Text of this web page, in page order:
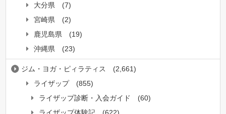
大分県
(7)
宮崎県
(2)
鹿児島県
(19)
沖縄県
(23)
ジム・ヨガ・ピィラティス
(2,661)
ライザップ
(855)
ライザップ診断・入会ガイド
(60)
ライザップ体験記
(622)